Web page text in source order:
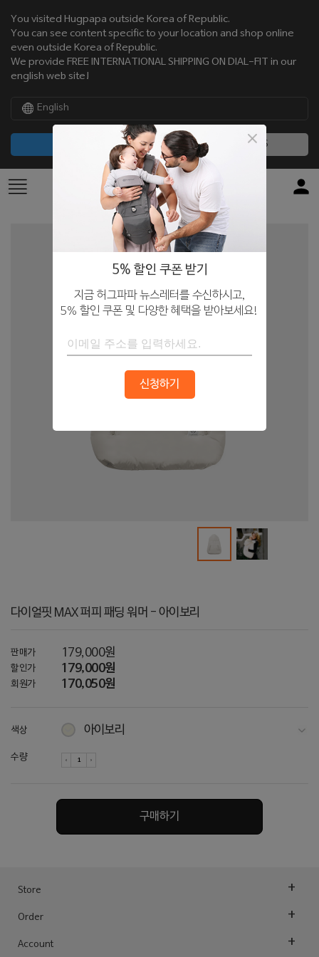
You visited Hugpapa outside Korea of Republic.
You can see content specific to your location and shop online
even outside Korea of Republic.
We provide FREE INTERNATIONAL SHIPPING ON DIAL-FIT in our
english web site!
English
NO, THANKS
다이얼핏 MAX 퍼피 패딩 워머 - 아이보리
판매가 179,000원
할인가 179,000원
회원가 170,050원
색상
아이보리
블랙
수량
구매하기
Store
Order
Account
5% 할인 쿠폰 받기
지금 허그파파 뉴스레터를 수신하시고,
5% 할인 쿠폰 및 다양한 혜택을 받아보세요!
신청하기